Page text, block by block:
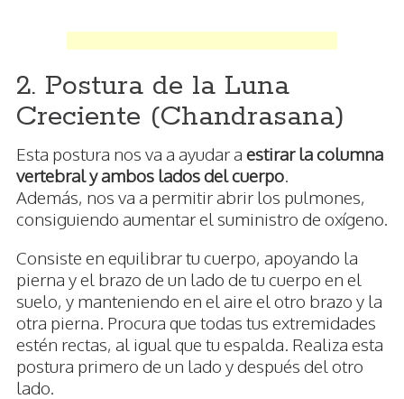
2. Postura de la Luna
Creciente (Chandrasana)
Esta postura nos va a ayudar a estirar la columna
vertebral y ambos lados del cuerpo
Además, nos va a permitir abrir los pulmones,
consiguiendo aumentar el suministro de oxígeno.
Consiste en equilibrar tu cuerpo, apoyando la
pierna y el brazo de un lado de tu cuerpo en el
suelo, y manteniendo en el aire el otro brazo y la
otra pierna. Procura que todas tus extremidades
estén rectas, al igual que tu espalda. Realiza esta
postura primero de un lado y después del otro
lado.